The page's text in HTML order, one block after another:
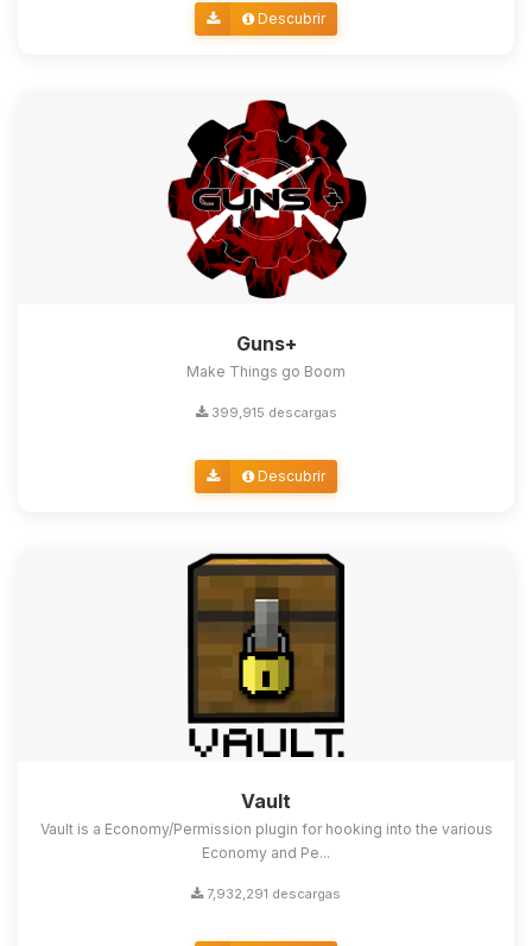
Descubrir
Guns+
Make Things go Boom
399,915 descargas
Descubrir
Vault
Vault is a Economy/Permission plugin for hooking into the various
Economy and Pe...
7,932,291 descargas